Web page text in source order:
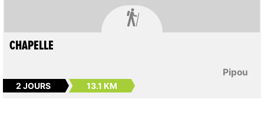

Pipou
CHAPELLE
2 JOURS 13.1 KM